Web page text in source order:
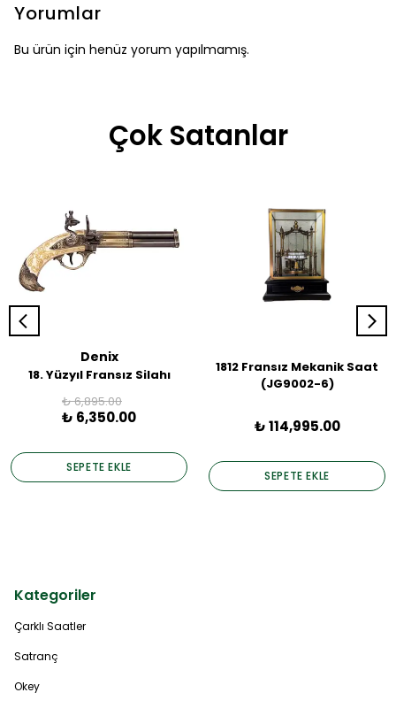
Yorumlar
Bu ürün için henüz yorum yapılmamış.
Çok Satanlar
Denix
18. Yüzyıl Fransız Silahı
₺ 6,895.00
₺ 6,350.00
SEPETE EKLE
1812 Fransız Mekanik Saat
(JG9002-6)
₺ 114,995.00
SEPETE EKLE
Kategoriler
Çarklı Saatler
Satranç
Okey